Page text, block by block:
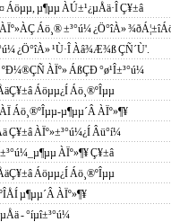
Áöµµ, µ¶µµ ÀÚ±¹¿µÅä·Î Ç¥±â
Áö¸® ±³°ú¼­ ¿Ö°îÀ»
¿Ö°îÀ» ¹Ù·Î Àâ¾Æ¾ß ÇÑ´Ù'.
ºÐ¼®ÇÑ ÀÏº» ÁßÇÐ °ø¹Î±³°ú¼­
Áöµµ¿Í Áö¸®ºÎµµ
Áö¸®ºÎµµ-µ¶µµ´Â ÀÏº»¶¥
Ç¥±â ÀÏº»±³°ú¼­¿Í Âü°í¼­
ÀÏº»¶¥ Ç¥±â
Áöµµ¿Í Áö¸®ºÎµµ
µ¶µµ´Â ÀÏº»¶¥
- °íµî±³°ú¼­